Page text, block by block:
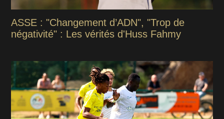
ASSE : "Changement d’ADN", "Trop de
négativité" : Les vérités d'Huss Fahmy